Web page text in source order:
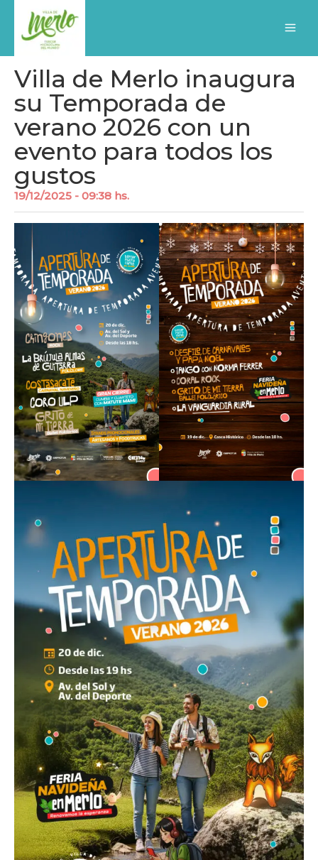
contenido
Villa de Merlo inaugura
su Temporada de
verano 2026 con un
evento para todos los
gustos
19/12/2025 - 09:38 hs.